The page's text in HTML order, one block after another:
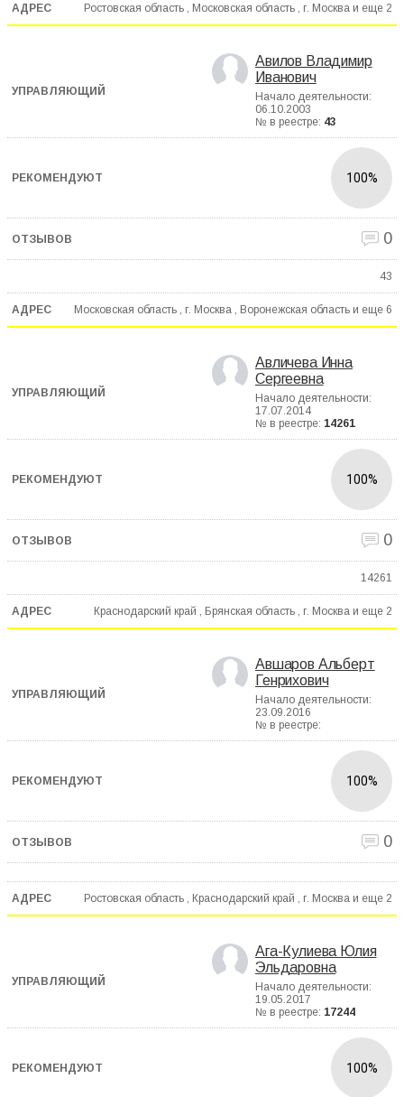
Ростовская область , Московская область , г. Москва и еще 2
Авилов Владимир
Иванович
Начало деятельности:
06.10.2003
№ в реестре: 43
100%
0
43
Московская область , г. Москва , Воронежская область и еще 6
Авличева Инна
Сергеевна
Начало деятельности:
17.07.2014
№ в реестре: 14261
100%
0
14261
Краснодарский край , Брянская область , г. Москва и еще 2
Авшаров Альберт
Генрихович
Начало деятельности:
23.09.2016
№ в реестре:
100%
0
Ростовская область , Краснодарский край , г. Москва и еще 2
Ага-Кулиева Юлия
Эльдаровна
Начало деятельности:
19.05.2017
№ в реестре: 17244
100%